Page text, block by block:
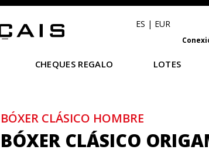
ES | EUR
CHEQUES REGALO LOTES
BÓXER CLÁSICO HOMBRE
BÓXER CLÁSICO